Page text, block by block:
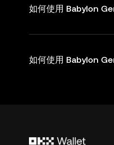
如何使用 Babylon
如何使用 Babylon